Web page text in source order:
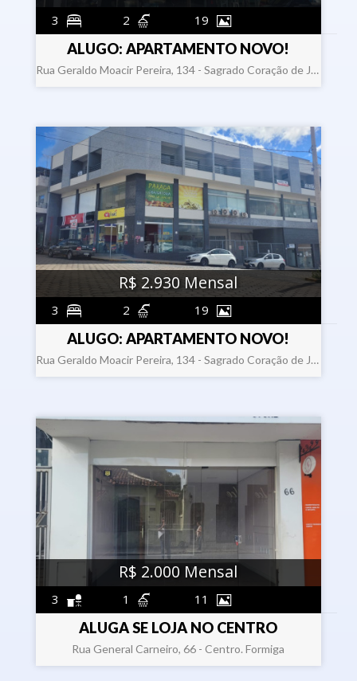
ALUGO: APARTAMENTO NOVO!
Rua Geraldo Moacir Pereira, 134 - Sagrado Coração de Jesus . Formiga
3 2 19
ALUGO: APARTAMENTO NOVO!
Rua Geraldo Moacir Pereira, 134 - Sagrado Coração de Jesus . Formiga
3 2 19
R$ 2.930 Mensal
ALUGA SE LOJA NO CENTRO
Rua General Carneiro, 66 - Centro. Formiga
3 1 11
R$ 2.000 Mensal